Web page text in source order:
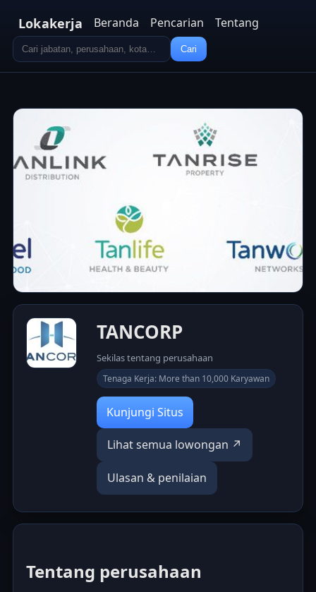
Lokakerja Beranda Pencarian Tentang
Cari
TANCORP
Sekilas tentang perusahaan
Tenaga Kerja: More than 10,000 Karyawan
Kunjungi Situs
Lihat semua lowongan ↗
Ulasan & penilaian
Tentang perusahaan